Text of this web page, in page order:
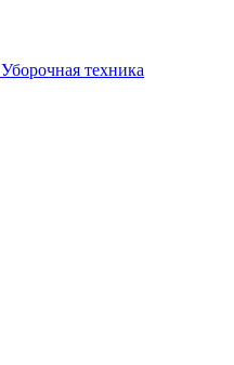
Уборочная техника